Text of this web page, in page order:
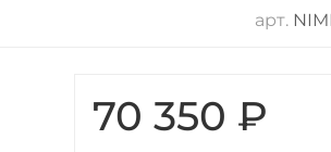
арт.
70 350 ₽